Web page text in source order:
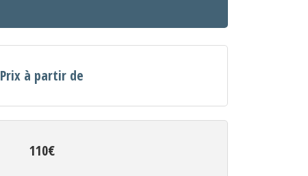
Prix à partir de
110€